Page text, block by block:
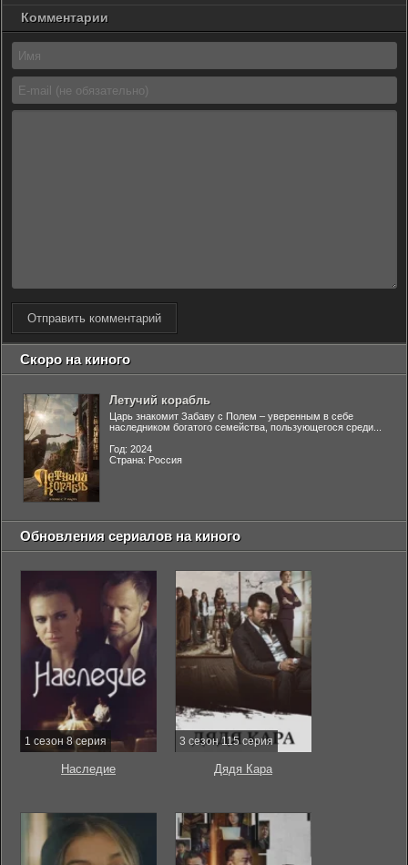
Комментарии
Отправить комментарий
Скоро на киного
Летучий корабль
Царь знакомит Забаву с Полем – уверенным в себе
наследником богатого семейства, пользующегося среди...
Год: 2024
Страна: Россия
Обновления сериалов на киного
1 сезон 8 серия
Наследие
3 сезон 115 серия
Дядя Кара